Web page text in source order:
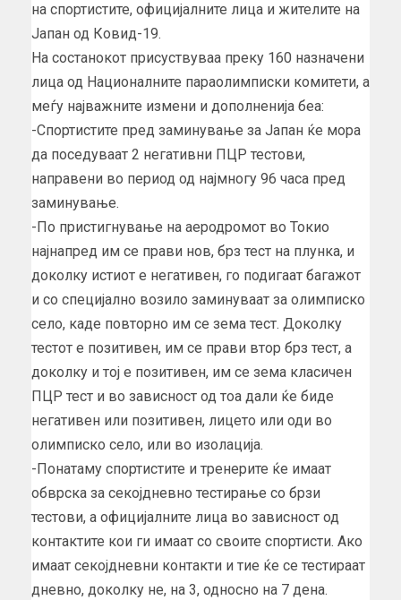
на спортистите, официјалните лица и жителите на
Јапан од Ковид-19.
На состанокот присуствуваа преку 160 назначени
лица од Националните параолимписки комитети, а
меѓу најважните измени и дополненија беа:
-Спортистите пред заминување за Јапан ќе мора
да поседуваат 2 негативни ПЦР тестови,
направени во период од најмногу 96 часа пред
заминување.
-По пристигнување на аеродромот во Токио
најнапред им се прави нов, брз тест на плунка, и
доколку истиот е негативен, го подигаат багажот
и со специјално возило заминуваат за олимписко
село, каде повторно им се зема тест. Доколку
тестот е позитивен, им се прави втор брз тест, а
доколку и тој е позитивен, им се зема класичен
ПЦР тест и во зависност од тоа дали ќе биде
негативен или позитивен, лицето или оди во
олимписко село, или во изолација.
-Понатаму спортистите и тренерите ќе имаат
обврска за секојдневно тестирање со брзи
тестови, а официјалните лица во зависност од
контактите кои ги имаат со своите спортисти. Ако
имаат секојдневни контакти и тие ќе се тестираат
дневно, доколку не, на 3, односно на 7 дена.